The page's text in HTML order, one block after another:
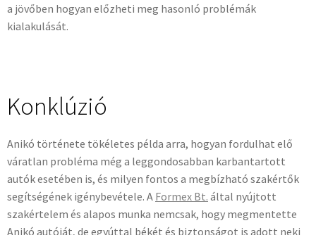
a jövőben hogyan előzheti meg hasonló problémák
kialakulását.
Konklúzió
Anikó története tökéletes példa arra, hogyan fordulhat elő
váratlan probléma még a leggondosabban karbantartott
autók esetében is, és milyen fontos a megbízható szakértők
segítségének igénybevétele. A Formex Bt. által nyújtott
szakértelem és alapos munka nemcsak, hogy megmentette
Anikó autóját, de egyúttal békét és biztonságot is adott neki